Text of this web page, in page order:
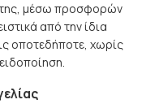
μέσω προσφορών
από την ίδια
οποτεδήποτε, χωρίς